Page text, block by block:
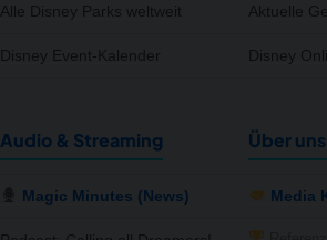
Alle Disney Parks weltweit
Disney Event-Kalender
Aktuelle
Disney
Audio & Streaming
Magic Minutes (News)
Über
Media